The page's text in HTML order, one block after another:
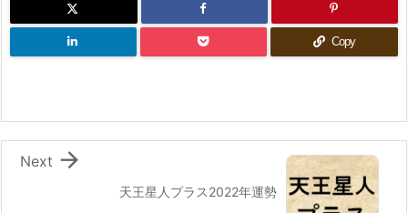
Copy
天王星人プラス2022年運勢

Next